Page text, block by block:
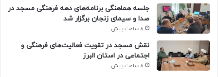
جلسه هماهنگی برنامه‌های دهه فرهنگی مسجد در
صدا و سیمای زنجان برگزار شد
8 ساعت پیش
نقش مسجد در تقویت فعالیت‌های فرهنگی و
اجتماعی در استان البرز
8 ساعت پیش